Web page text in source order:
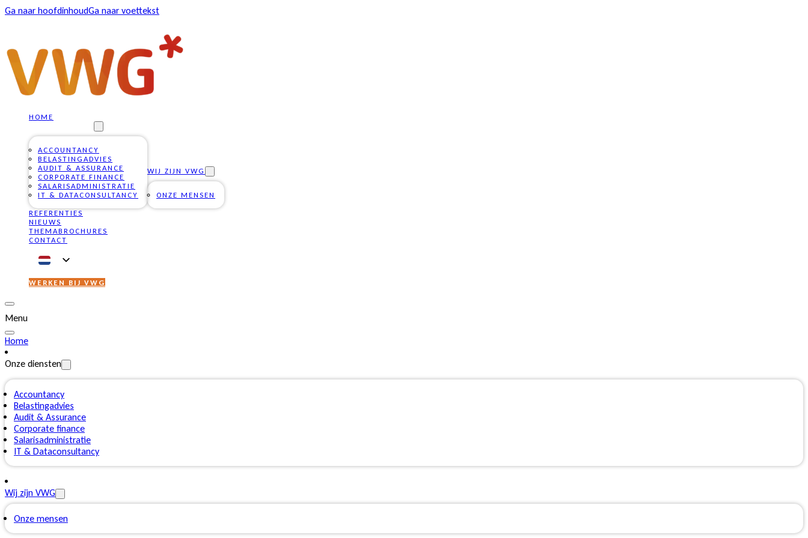
Ga naar hoofdinhoudGa naar voettekst
HOME
ACCOUNTANCY
BELASTINGADVIES
AUDIT & ASSURANCE
CORPORATE FINANCE
SALARISADMINISTRATIE
IT & DATACONSULTANCY
WIJ ZIJN VWG
ONZE MENSEN
REFERENTIES
NIEUWS
THEMABROCHURES
CONTACT
WERKEN BIJ VWG
Menu
Home
Onze diensten
Accountancy
Belastingadvies
Audit & Assurance
Corporate finance
Salarisadministratie
IT & Dataconsultancy
Wij zijn VWG
Onze mensen